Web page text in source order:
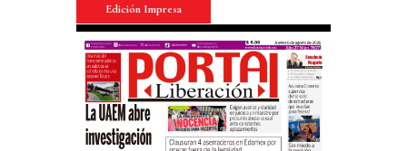
Edición Impresa